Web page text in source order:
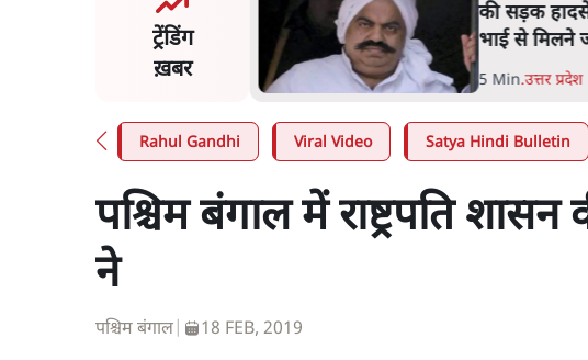
ट्रेंडिंग
ख़बर
आंदोलन देश-विरोधी
अतुल लिमये बोले थे- 'एंटी
की सड़क
भाई से मिलने
5 Min.उत्तर प्रदेश
Rahul Gandhi Viral Video Satya Hindi Bulletin
पश्चिम बंगाल में राष्ट्रपति
ने
पश्चिम बंगाल 18 FEB, 2019